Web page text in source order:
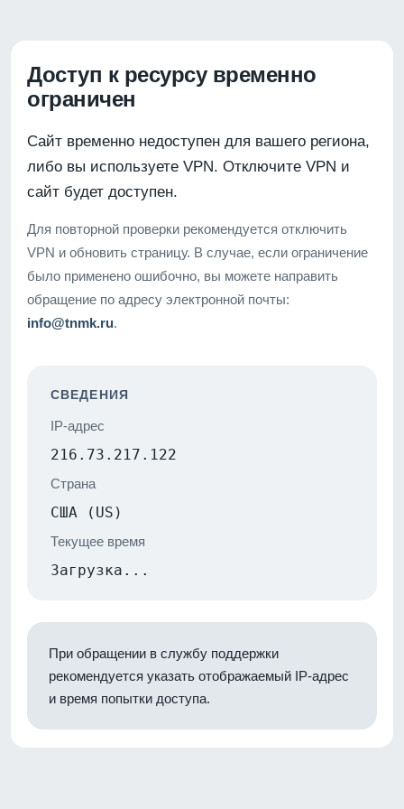
Доступ к ресурсу временно
ограничен
Сайт временно недоступен для вашего региона,
либо вы используете VPN. Отключите VPN и
сайт будет доступен.
Для повторной проверки рекомендуется отключить
VPN и обновить страницу. В случае, если ограничение
было применено ошибочно, вы можете направить
обращение по адресу электронной почты:
info@tnmk.ru.
СВЕДЕНИЯ
IP-адрес
216.73.217.122
Страна
США (US)
Текущее время
Загрузка...
При обращении в службу поддержки
рекомендуется указать отображаемый IP-адрес
и время попытки доступа.